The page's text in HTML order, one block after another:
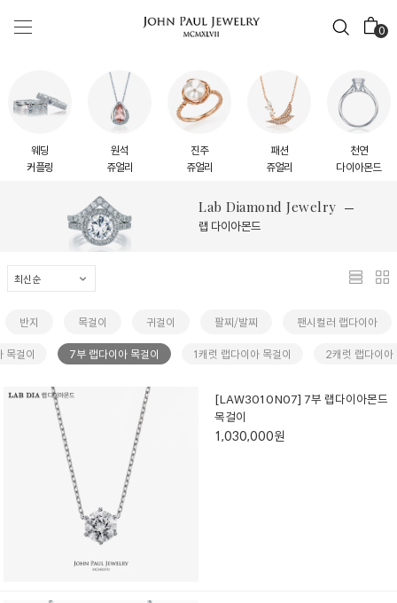
0
웨딩
커플링
원석
쥬얼리
진주
쥬얼리
패션
쥬얼리
천연
다이아몬드
Lab Diamond Jewelry
랩 다이아몬드
반지 목걸이 귀걸이 팔찌/발찌 팬시컬러 랩다이아
목걸이 7부 랩다이아 목걸이 1캐럿 랩다이아 목걸이 2캐럿 랩다이아
[LAW3010N07] 7부 랩다이아몬드
목걸이
1,030,000원